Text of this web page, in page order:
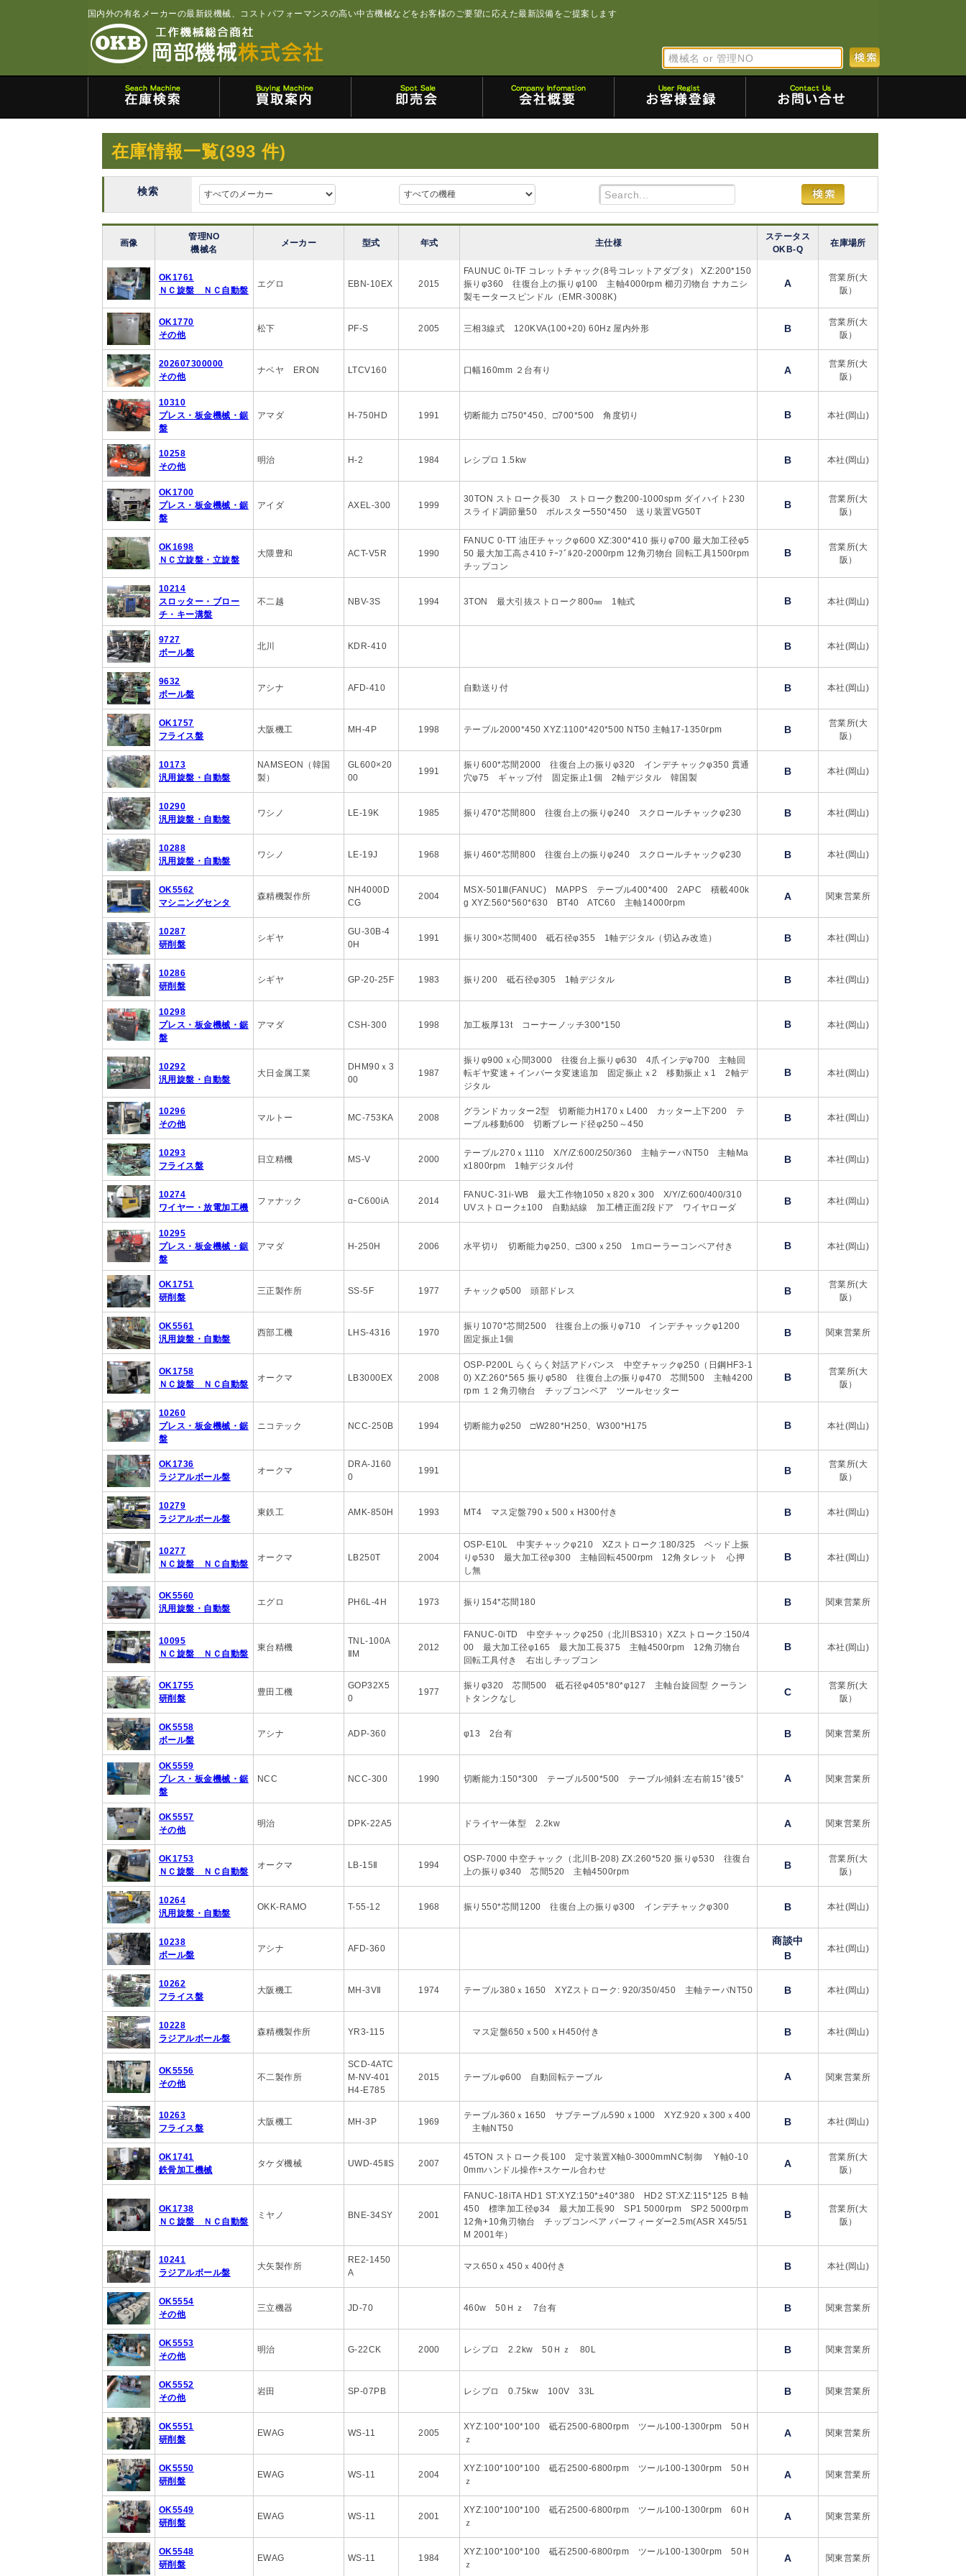
国内外の有名メーカーの最新鋭機械、コストパフォーマンスの高い中古機械などをお客様のご要望に応えた最新設備をご提案します
在庫情報一覧(393 件)
検索
画像
管理NO
機械名
メーカー 型式 年式 主仕様
ステータス
OKB-Q
在庫場所
OK1761
ＮＣ旋盤 ＮＣ自動盤
エグロ EBN-10EX 2015
FAUNUC 0i-TF コレットチャック(8号コレットアダプタ） XZ:200*150
振りφ360 往復台上の振りφ100 主軸4000rpm 櫛刃刃物台 ナカニシ
製モータースピンドル（EMR-3008K)
A
営業所(大
阪）
OK1770
その他
松下 PF-S 2005 三相3線式 120KVA(100+20) 60Hz 屋内外形 B
営業所(大
阪）
202607300000
その他
ナベヤ ERON LTCV160 口幅160mm ２台有り A
営業所(大
阪）
10310
プレス・板金機械・鋸
盤
アマダ H-750HD 1991 切断能力 □750*450、□700*500 角度切り B 本社(岡山)
10258
その他
明治 H-2 1984 レシプロ 1.5kw B 本社(岡山)
OK1700
プレス・板金機械・鋸
盤
アイダ AXEL-300 1999
30TON ストローク長30 ストローク数200-1000spm ダイハイト230
スライド調節量50 ボルスター550*450 送り装置VG50T
B
営業所(大
阪）
OK1698
ＮＣ立旋盤・立旋盤
大隈豊和 ACT-V5R 1990
FANUC 0-TT 油圧チャックφ600 XZ:300*410 振りφ700 最大加工径φ5
50 最大加工高さ410 ﾃｰﾌﾞﾙ20-2000rpm 12角刃物台 回転工具1500rpm
チップコン
B
営業所(大
阪）
10214
スロッター・ブロー
チ・キー溝盤
不二越 NBV-3S 1994 3TON 最大引抜ストローク800㎜ 1軸式 B 本社(岡山)
9727
ボール盤
北川 KDR-410 B 本社(岡山)
9632
ボール盤
アシナ AFD-410 自動送り付 B 本社(岡山)
OK1757
フライス盤
大阪機工 MH-4P 1998 テーブル2000*450 XYZ:1100*420*500 NT50 主軸17-1350rpm B
営業所(大
阪）
10173
汎用旋盤・自動盤
NAMSEON（韓国
製）
GL600×20
00
1991
振り600*芯間2000 往復台上の振りφ320 インデチャックφ350 貫通
穴φ75 ギャップ付 固定振止1個 2軸デジタル 韓国製
B 本社(岡山)
10290
汎用旋盤・自動盤
ワシノ LE-19K 1985 振り470*芯間800 往復台上の振りφ240 スクロールチャックφ230 B 本社(岡山)
10288
汎用旋盤・自動盤
ワシノ LE-19J 1968 振り460*芯間800 往復台上の振りφ240 スクロールチャックφ230 B 本社(岡山)
OK5562
マシニングセンタ
森精機製作所
NH4000D
CG
2004
MSX-501Ⅲ(FANUC) MAPPS テーブル400*400 2APC 積載400k
g XYZ:560*560*630 BT40 ATC60 主軸14000rpm
A 関東営業所
10287
研削盤
シギヤ
GU-30B-4
0H
1991 振り300×芯間400 砥石径φ355 1軸デジタル（切込み改造） B 本社(岡山)
10286
研削盤
シギヤ GP-20-25F 1983 振り200 砥石径φ305 1軸デジタル B 本社(岡山)
10298
プレス・板金機械・鋸
盤
アマダ CSH-300 1998 加工板厚13t コーナーノッチ300*150 B 本社(岡山)
10292
汎用旋盤・自動盤
大日金属工業
DHM90ｘ3
00
1987
振りφ900ｘ心間3000 往復台上振りφ630 4爪インデφ700 主軸回
転ギヤ変速＋インバータ変速追加 固定振止ｘ2 移動振止ｘ1 2軸デ
ジタル
B 本社(岡山)
10296
その他
マルトー MC-753KA 2008
グランドカッター2型 切断能力H170ｘL400 カッター上下200 テ
ーブル移動600 切断ブレード径φ250～450
B 本社(岡山)
10293
フライス盤
日立精機 MS-V 2000
テーブル270ｘ1110 X/Y/Z:600/250/360 主軸テーパNT50 主軸Ma
x1800rpm 1軸デジタル付
B 本社(岡山)
10274
ワイヤー・放電加工機
ファナック αｰC600iA 2014
FANUC-31i-WB 最大工作物1050ｘ820ｘ300 X/Y/Z:600/400/310
UVストローク±100 自動結線 加工槽正面2段ドア ワイヤローダ
B 本社(岡山)
10295
プレス・板金機械・鋸
盤
アマダ H-250H 2006 水平切り 切断能力φ250、□300ｘ250 1mローラーコンベア付き B 本社(岡山)
OK1751
研削盤
三正製作所 SS-5F 1977 チャックφ500 頭部ドレス B
営業所(大
阪）
OK5561
汎用旋盤・自動盤
西部工機 LHS-4316 1970
振り1070*芯間2500 往復台上の振りφ710 インデチャックφ1200
固定振止1個
B 関東営業所
OK1758
ＮＣ旋盤 ＮＣ自動盤
オークマ LB3000EX 2008
OSP-P200L らくらく対話アドバンス 中空チャックφ250（日鋼HF3-1
0) XZ:260*565 振りφ580 往復台上の振りφ470 芯間500 主軸4200
rpm １２角刃物台 チップコンベア ツールセッター
B
営業所(大
阪）
10260
プレス・板金機械・鋸
盤
ニコテック NCC-250B 1994 切断能力φ250 □W280*H250、W300*H175 B 本社(岡山)
OK1736
ラジアルボール盤
オークマ
DRA-J160
0
1991 B
営業所(大
阪）
10279
ラジアルボール盤
東鉄工 AMK-850H 1993 MT4 マス定盤790ｘ500ｘH300付き B 本社(岡山)
10277
ＮＣ旋盤 ＮＣ自動盤
オークマ LB250T 2004
OSP-E10L 中実チャックφ210 XZストローク:180/325 ベッド上振
りφ530 最大加工径φ300 主軸回転4500rpm 12角タレット 心押
し無
B 本社(岡山)
OK5560
汎用旋盤・自動盤
エグロ PH6L-4H 1973 振り154*芯間180 B 関東営業所
10095
ＮＣ旋盤 ＮＣ自動盤
東台精機
TNL-100A
ⅡM
2012
FANUC-0iTD 中空チャックφ250（北川BS310）XZストローク:150/4
00 最大加工径φ165 最大加工長375 主軸4500rpm 12角刃物台
回転工具付き 右出しチップコン
B 本社(岡山)
OK1755
研削盤
豊田工機
GOP32X5
0
1977
振りφ320 芯間500 砥石径φ405*80*φ127 主軸台旋回型 クーラン
トタンクなし
C
営業所(大
阪）
OK5558
ボール盤
アシナ ADP-360 φ13 2台有 B 関東営業所
OK5559
プレス・板金機械・鋸
盤
NCC NCC-300 1990 切断能力:150*300 テーブル500*500 テーブル傾斜:左右前15°後5° A 関東営業所
OK5557
その他
明治 DPK-22A5 ドライヤ一体型 2.2kw A 関東営業所
OK1753
ＮＣ旋盤 ＮＣ自動盤
オークマ LB-15Ⅱ 1994
OSP-7000 中空チャック（北川B-208) ZX:260*520 振りφ530 往復台
上の振りφ340 芯間520 主軸4500rpm
B
営業所(大
阪）
10264
汎用旋盤・自動盤
OKK-RAMO T-55-12 1968 振り550*芯間1200 往復台上の振りφ300 インデチャックφ300 B 本社(岡山)
10238
ボール盤
アシナ AFD-360
商談中
B
本社(岡山)
10262
フライス盤
大阪機工 MH-3VⅡ 1974 テーブル380ｘ1650 XYZストローク: 920/350/450 主軸テーパNT50 B 本社(岡山)
10228
ラジアルボール盤
森精機製作所 YR3-115 マス定盤650ｘ500ｘH450付き B 本社(岡山)
OK5556
その他
不二製作所
SCD-4ATC
M-NV-401
H4-E785
2015 テーブルφ600 自動回転テーブル A 関東営業所
10263
フライス盤
大阪機工 MH-3P 1969
テーブル360ｘ1650 サブテーブル590ｘ1000 XYZ:920ｘ300ｘ400
主軸NT50
B 本社(岡山)
OK1741
鉄骨加工機械
タケダ機械 UWD-45ⅡS 2007
45TON ストローク長100 定寸装置X軸0-3000mmNC制御 Y軸0-10
0mmハンドル操作+スケール合わせ
A
営業所(大
阪）
OK1738
ＮＣ旋盤 ＮＣ自動盤
ミヤノ BNE-34SY 2001
FANUC-18iTA HD1 ST:XYZ:150*±40*380 HD2 ST:XZ:115*125 Ｂ軸
450 標準加工径φ34 最大加工長90 SP1 5000rpm SP2 5000rpm
12角+10角刃物台 チップコンベア バーフィーダー2.5m(ASR X45/51
M 2001年）
B
営業所(大
阪）
10241
ラジアルボール盤
大矢製作所
RE2-1450
A
マス650ｘ450ｘ400付き B 本社(岡山)
OK5554
その他
三立機器 JD-70 460w 50Ｈｚ 7台有 B 関東営業所
OK5553
その他
明治 G-22CK 2000 レシプロ 2.2kw 50Ｈｚ 80L B 関東営業所
OK5552
その他
岩田 SP-07PB レシプロ 0.75kw 100V 33L B 関東営業所
OK5551
研削盤
EWAG WS-11 2005
XYZ:100*100*100 砥石2500-6800rpm ツール100-1300rpm 50Ｈ
ｚ
A 関東営業所
OK5550
研削盤
EWAG WS-11 2004
XYZ:100*100*100 砥石2500-6800rpm ツール100-1300rpm 50Ｈ
ｚ
A 関東営業所
OK5549
研削盤
EWAG WS-11 2001
XYZ:100*100*100 砥石2500-6800rpm ツール100-1300rpm 60Ｈ
ｚ
A 関東営業所
OK5548
研削盤
EWAG WS-11 1984
XYZ:100*100*100 砥石2500-6800rpm ツール100-1300rpm 50Ｈ
ｚ
A 関東営業所